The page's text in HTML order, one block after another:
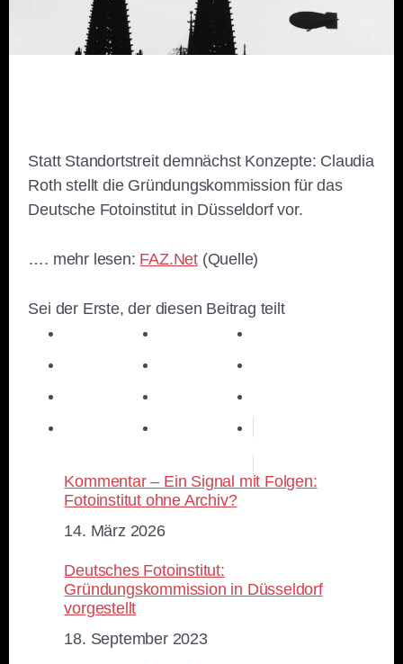
Statt Standortstreit demnächst Konzepte: Claudia
Roth stellt die Gründungskommission für das
Deutsche Fotoinstitut in Düsseldorf vor.
…. mehr lesen: FAZ.Net (Quelle)
Sei der Erste, der diesen Beitrag teilt
Kommentar – Ein Signal mit Folgen:
Fotoinstitut ohne Archiv?
Datum
14. März 2026
Deutsches Fotoinstitut:
Gründungskommission in Düsseldorf
vorgestellt
Datum
18. September 2023